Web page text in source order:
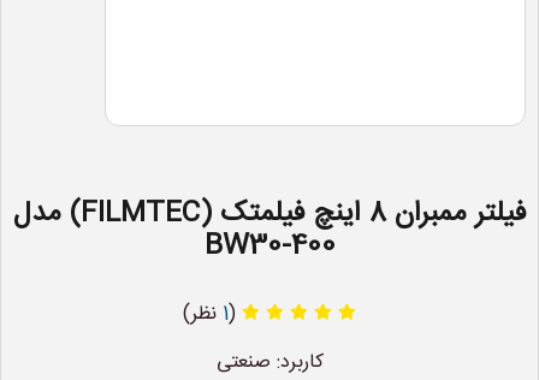
فیلتر ممبران 8 اینچ فیلمتک (FILMTEC) مدل
BW30-400
(
1 نظر)
کاربرد: صنعتی